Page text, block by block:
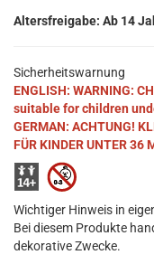
Altersfreigabe: Ab 14
Sicherheitswarnung
ENGLISH: WARNING:
suitable for children
GERMAN: ACHTUNG!
FÜR KINDER UNTER 36
Wichtiger Hinweis in
Bei diesem Produkte
dekorative Zwecke.